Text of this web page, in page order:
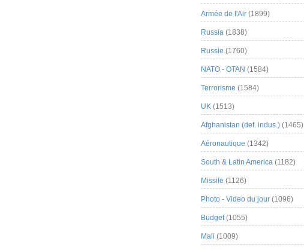
Armée de l'Air (1899)
Russia (1838)
Russie (1760)
NATO - OTAN (1584)
Terrorisme (1584)
UK (1513)
Afghanistan (def. indus.) (1465)
Aéronautique (1342)
South & Latin America (1182)
Missile (1126)
Photo - Video du jour (1096)
Budget(1055)
Mali (1009)